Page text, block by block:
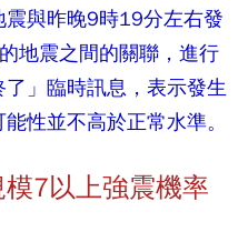
與昨晚9時19分左右發
地震之間的關聯，進行
」臨時訊息，表示發生
性並不高於正常水準。
7以上強震機率